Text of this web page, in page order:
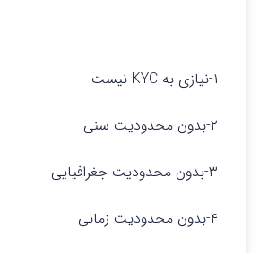
۱-نیازی به KYC نیست
۲-بدون محدودیت سنی
۳-بدون محدودیت جغرافیایی
۴-بدون محدودیت زمانی